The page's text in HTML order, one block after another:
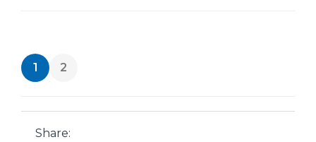
1 2
Share: